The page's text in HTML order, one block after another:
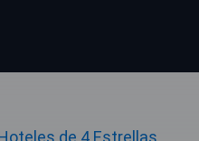
de 4 Estrellas